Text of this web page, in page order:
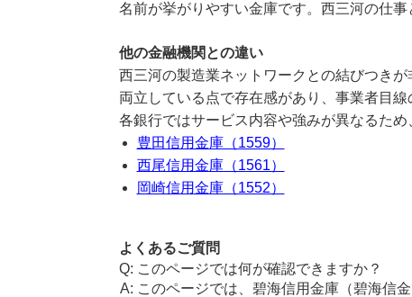
名前が挙がりやすい金庫です。西三河の仕
他の金融機関との違い
西三河の製造業ネットワークとの結びつき
両立している点で存在感があり、事業者目線
各銀行ではサービス内容や強みが異なるた
豊田信用金庫（1559）
西尾信用金庫（1561）
岡崎信用金庫（1552）
よくあるご質問
このページでは何が確認できますか？
このページでは、碧海信用金庫（碧海信